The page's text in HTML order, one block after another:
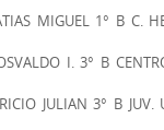
MIGUEL 1° B C.
I. 3° B
JULIAN 3° B JUV.